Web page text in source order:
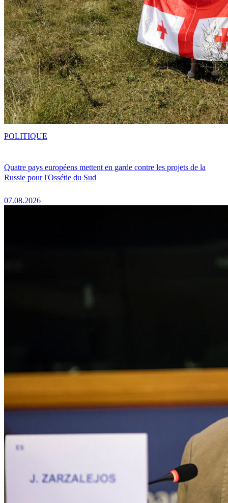
Quatre pays européens mettent en garde contre les projets de la
Russie pour l'Ossétie du Sud
07.08.2026
POLITIQUE